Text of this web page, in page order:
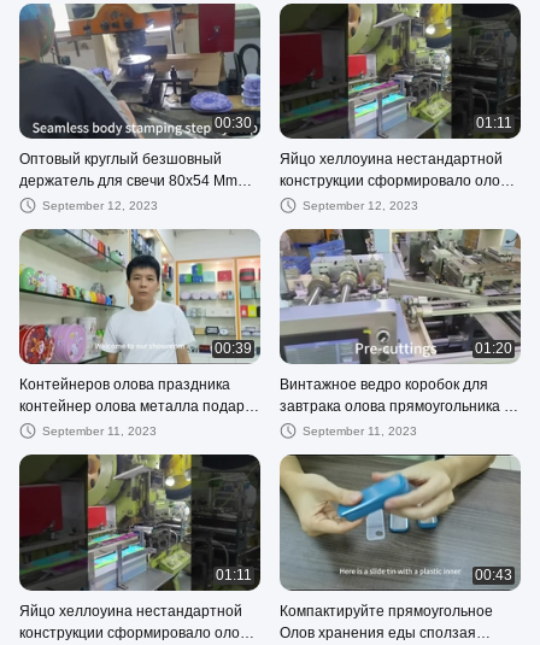
подарка
00:30
Оптовый круглый безшовный
держатель для свечи 80x54 Mm
жестяной коробки металла
September 12, 2023
01:11
Яйцо хеллоуина нестандартной
конструкции сформировало олово
с подарочной коробкой шоколада
September 12, 2023
00:39
Контейнеров олова праздника
контейнер олова металла подарка
сезонных круглых большой
September 11, 2023
01:20
Винтажное ведро коробок для
завтрака олова прямоугольника с
упаковкой хранения еды крышки и
September 11, 2023
01:11
Яйцо хеллоуина нестандартной
конструкции сформировало олово
00:43
Компактируйте прямоугольное
Олов хранения еды сползая